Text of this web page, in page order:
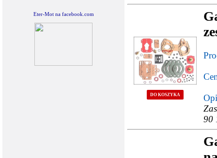
Eter-Mot na facebook.com
DO KOSZYKA
90